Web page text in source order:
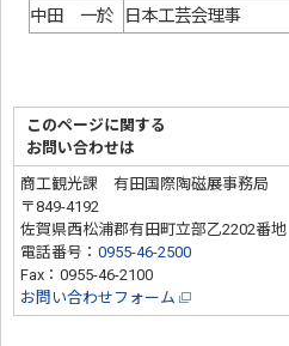
中田 一於
日本工芸会理事
このページに関する
お問い合わせは
商工観光課 有田国際陶磁展事務局
〒849-4192
佐賀県西松浦郡有田町立部乙2202番地
電話番号：0955-46-2500
Fax：0955-46-2100
お問い合わせフォーム